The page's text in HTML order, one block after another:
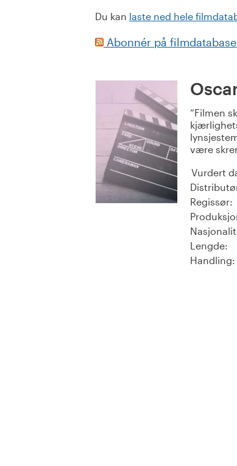
Du kan laste ned hele
Abonnér på
Filmen
være
Vurdert
Regissør:
Lengde:
Handling: